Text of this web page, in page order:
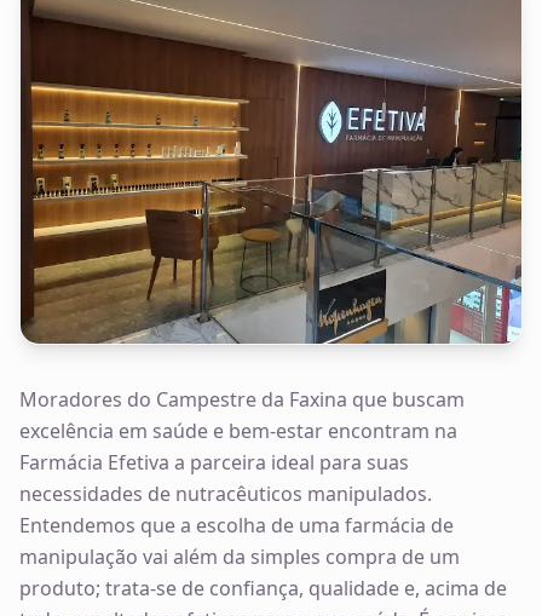
Moradores do Campestre da Faxina que buscam
excelência em saúde e bem-estar encontram na
Farmácia Efetiva a parceira ideal para suas
necessidades de nutracêuticos manipulados.
Entendemos que a escolha de uma farmácia de
manipulação vai além da simples compra de um
produto; trata-se de confiança, qualidade e, acima de